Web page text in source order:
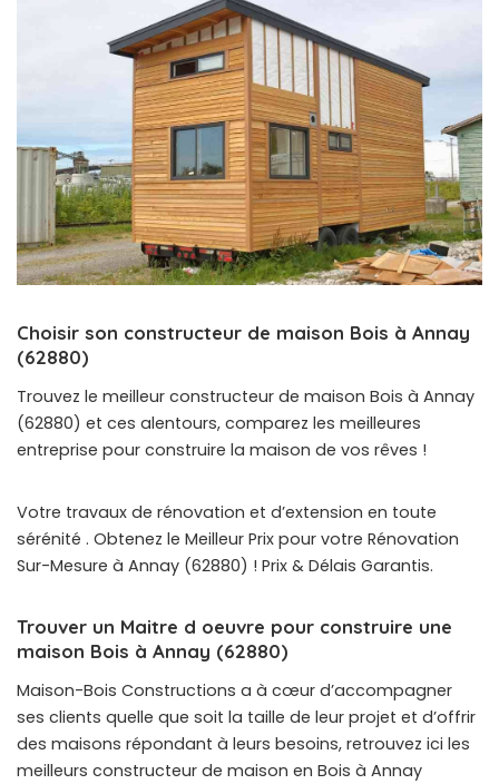
Choisir son constructeur de maison Bois à Annay
(62880)
Trouvez le meilleur constructeur de maison Bois à Annay
(62880) et ces alentours, comparez les meilleures
entreprise pour construire la maison de vos rêves !
Votre travaux de rénovation et d’extension en toute
sérénité . Obtenez le Meilleur Prix pour votre Rénovation
Sur-Mesure à Annay (62880) ! Prix & Délais Garantis.
Trouver un Maitre d oeuvre pour construire une
maison Bois à Annay (62880)
Maison-Bois Constructions a à cœur d’accompagner
ses clients quelle que soit la taille de leur projet et d’offrir
des maisons répondant à leurs besoins, retrouvez ici les
meilleurs constructeur de maison en Bois à Annay